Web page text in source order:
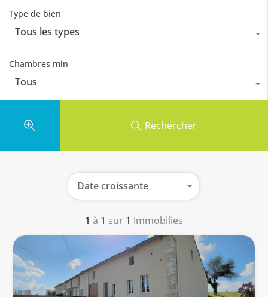
Type de bien
Tous les types
Chambres min
Tous
Rechercher
1 à 1 sur 1 Immobilies
Date croissante